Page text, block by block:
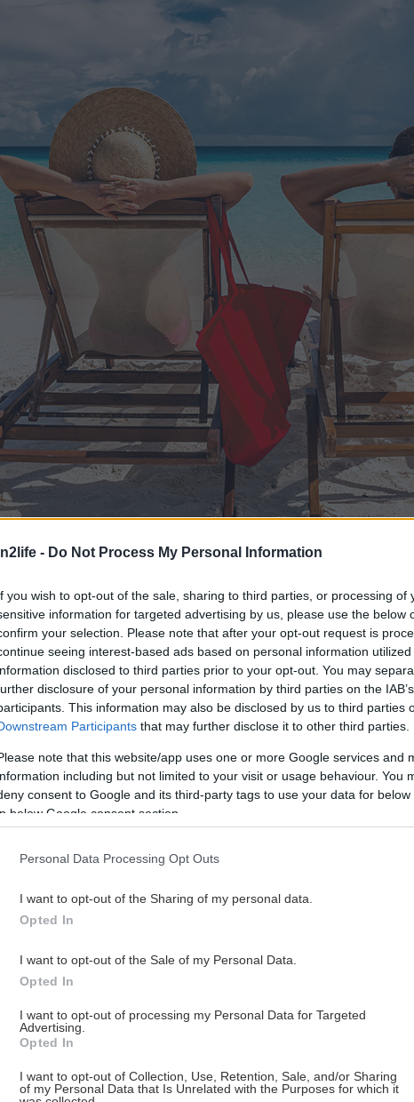
- Do Not Process My Personal Information
you wish to opt-out of the sale, sharing to third parties, or processing of
information for targeted advertising by us, please use the below
your selection. Please note that after your opt-out request is
seeing interest-based ads based on personal information
disclosed to third parties prior to your opt-out. You may
disclosure of your personal information by third parties on the
This information may also be disclosed by us to third parties
Participants that may further disclose it to other third parties.
note that this website/app uses one or more Google services and
including but not limited to your visit or usage behaviour. You
consent to Google and its third-party tags to use your data for
below Google consent section.
Personal Data Processing Opt Outs
I want to opt-out of the Sharing of my personal data.
Opted In
I want to opt-out of the Sale of my Personal Data.
Opted In
I want to opt-out of processing my Personal Data for Targeted
Advertising.
Opted In
I want to opt-out of Collection, Use, Retention, Sale, and/or Sharing
of my Personal Data that Is Unrelated with the Purposes for which it